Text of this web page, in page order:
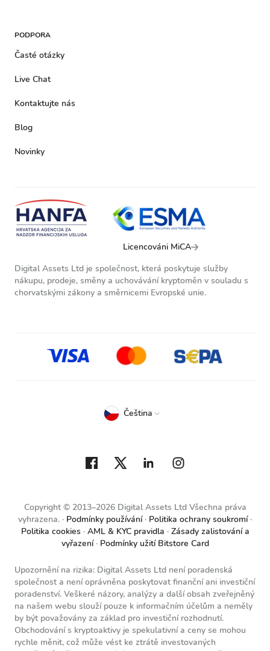
PODPORA
Časté otázky
Live Chat
Kontaktujte nás
Blog
Novinky
Licencováni MiCA
Digital Assets Ltd je společnost, která poskytuje služby
nákupu, prodeje, směny a uchovávání kryptoměn v souladu s
chorvatskými zákony a směrnicemi Evropské unie.
Copyright © 2013–2026 Digital Assets Ltd Všechna práva
vyhrazena.
Podmínky používání
Politika ochrany soukromí
Politika cookies
AML & KYC pravidla
Zásady zalistování a
vyřazení
Podmínky užití Bitstore Card
Čeština
Upozornění na rizika: Digital Assets Ltd není poradenská
společnost a není oprávněna poskytovat finanční ani investiční
poradenství. Veškeré názory, analýzy a další obsah zveřejněný
na našem webu slouží pouze k informačním účelům a neměly
by být považovány za základ pro investiční rozhodnutí.
Obchodování s kryptoaktivy je spekulativní a ceny se mohou
rychle měnit, což může vést ke ztrátě investovaných